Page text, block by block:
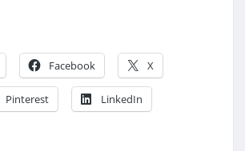
Facebook X
Pinterest LinkedIn